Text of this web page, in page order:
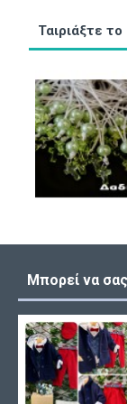
Ταιριάξτε το
Μπορεί να